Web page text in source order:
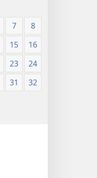
7
8
15
16
23
24
31
32